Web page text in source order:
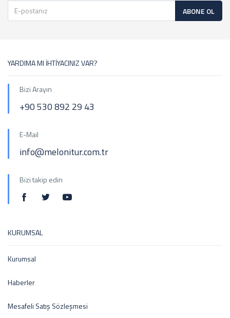
ABONE OL
YARDIMA MI İHTİYACINIZ VAR?
Bizi Arayın
+90 530 892 29 43
E-Mail
info@melonitur.com.tr
Bizi takip edin
KURUMSAL
Kurumsal
Haberler
Mesafeli Satış Sözleşmesi